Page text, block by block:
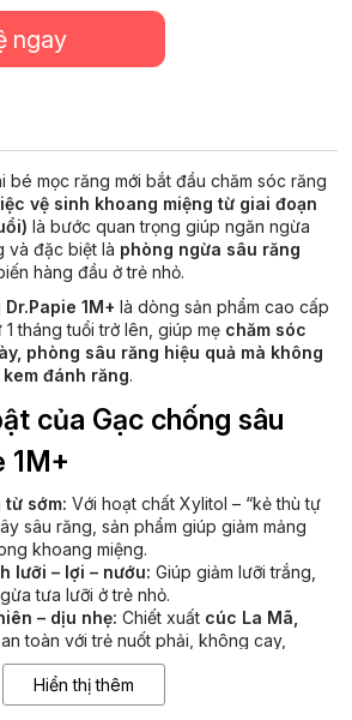
ngay
bé mọc răng mới bắt đầu chăm sóc răng
vệ sinh khoang miệng từ giai đoạn
là bước quan trọng giúp ngăn ngừa
và đặc biệt là phòng ngừa sâu răng
hàng đầu ở trẻ nhỏ.
1M+ là dòng sản phẩm cao cấp
tháng tuổi trở lên, giúp mẹ chăm sóc
phòng sâu răng hiệu quả mà không
đánh răng.
của Gạc chống sâu
1M+
từ sớm: Với hoạt chất Xylitol – “kẻ thù tự
sâu răng, sản phẩm giúp giảm mảng
khoang miệng.
lưỡi – lợi – nướu: Giúp giảm lưỡi trắng,
tưa lưỡi ở trẻ nhỏ.
– dịu nhẹ: Chiết xuất cúc La Mã,
toàn với trẻ nuốt phải, không cay,
vệ sinh:Gạc đeo ngón tay, đóng gói
mang theo khi ra ngoài hoặc du lịch.
Hiển thị thêm